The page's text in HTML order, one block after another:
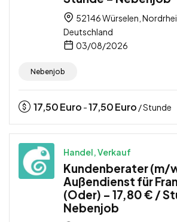
52146 Würselen,
Deutschland
03/08/2026
Nebenjob
17,50Euro -17,50Euro / Stunde
Handel, Verkauf
Kundenberater (m/
Außendienst für
(Oder) – 17,80 € /
Nebenjob